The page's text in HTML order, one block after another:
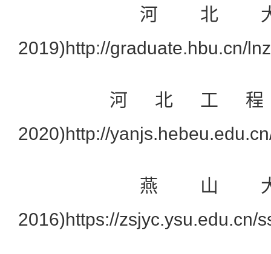
河北大
2019)http://graduate.hbu.cn/
河北工程大
2020)http://
燕山大
2016)https://zsjyc.ysu.edu.cn/